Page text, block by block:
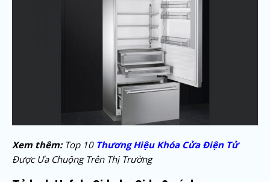
Xem thêm: Top 10 Thương Hiệu Khóa Cửa Điện Tử
Được Ưa Chuộng Trên Thị Trường